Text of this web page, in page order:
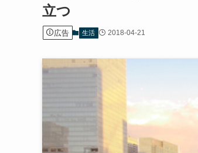
立つ
広告 生活 2018-04-21